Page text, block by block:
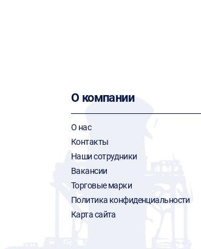
О компании
О нас
Контакты
Наши сотрудники
Вакансии
Торговые марки
Политика конфиденциальности
Карта сайта